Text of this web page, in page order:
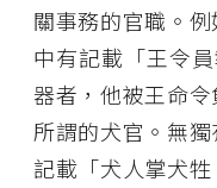
關事務的官職。
中有記載「王令
器者，他被王命
所謂的犬官。無
記載「犬人掌犬